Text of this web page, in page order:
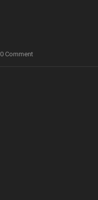
0 Comment